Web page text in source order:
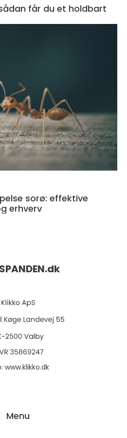
sorø: effektive
erhverv
dk
www.klikko.dk
Menu